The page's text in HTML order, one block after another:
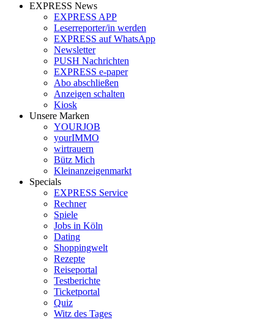
EXPRESS News
EXPRESS APP
Leserreporter/in werden
EXPRESS auf WhatsApp
Newsletter
PUSH Nachrichten
EXPRESS e-paper
Abo abschließen
Anzeigen schalten
Kiosk
Unsere Marken
YOURJOB
yourIMMO
wirtrauern
Bütz Mich
Kleinanzeigenmarkt
Specials
EXPRESS Service
Rechner
Spiele
Jobs in Köln
Dating
Shoppingwelt
Rezepte
Reiseportal
Testberichte
Ticketportal
Quiz
Witz des Tages